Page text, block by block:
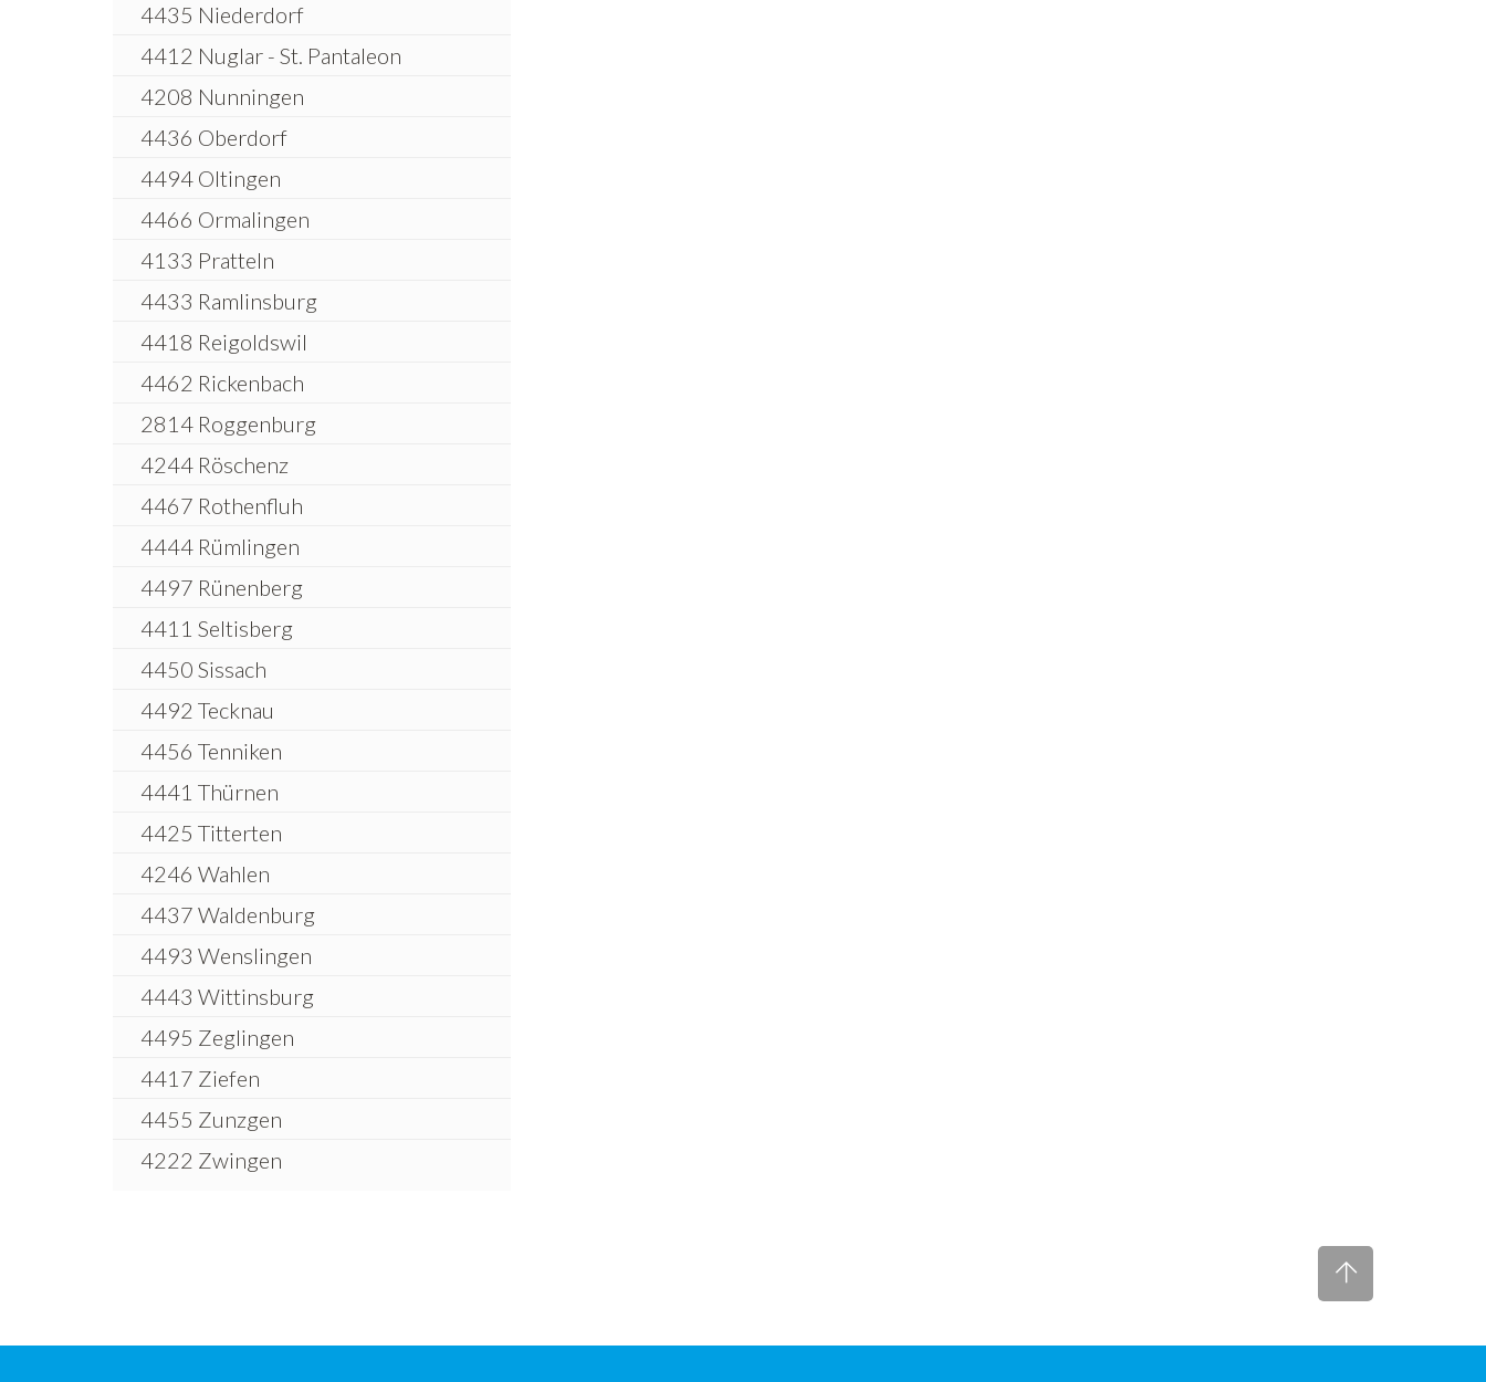
4435 Niederdorf
4412 Nuglar - St. Pantaleon
4208 Nunningen
4436 Oberdorf
4494 Oltingen
4466 Ormalingen
4133 Pratteln
4433 Ramlinsburg
4418 Reigoldswil
4462 Rickenbach
2814 Roggenburg
4244 Röschenz
4467 Rothenfluh
4444 Rümlingen
4497 Rünenberg
4411 Seltisberg
4450 Sissach
4492 Tecknau
4456 Tenniken
4441 Thürnen
4425 Titterten
4246 Wahlen
4437 Waldenburg
4493 Wenslingen
4443 Wittinsburg
4495 Zeglingen
4417 Ziefen
4455 Zunzgen
4222 Zwingen